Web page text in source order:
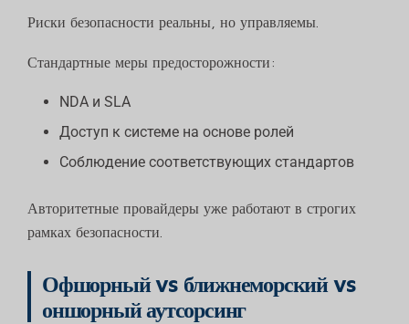
Риски безопасности реальны, но управляемы.
Стандартные меры предосторожности:
NDA и SLA
Доступ к системе на основе ролей
Соблюдение соответствующих стандартов
Авторитетные провайдеры уже работают в строгих
рамках безопасности.
Офшорный vs ближнеморский vs
оншорный аутсорсинг